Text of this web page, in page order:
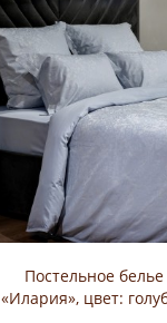
Постельное белье
«Илария», цвет: